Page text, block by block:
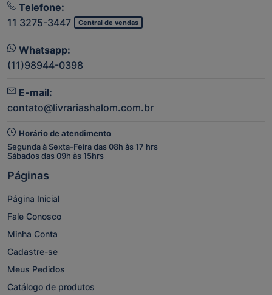
Telefone:
11 3275-3447
Central de vendas
Whatsapp:
(11)98944-0398
E-mail:
contato@livrariashalom.com.br
Horário de atendimento
Segunda à Sexta-Feira das 08h às 17 hrs
Sábados das 09h às 15hrs
Páginas
Página Inicial
Fale Conosco
Minha Conta
Cadastre-se
Meus Pedidos
Catálogo de produtos